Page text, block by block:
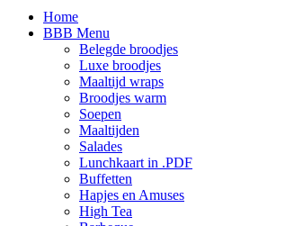
Home
BBB Menu
Belegde broodjes
Luxe broodjes
Maaltijd wraps
Broodjes warm
Soepen
Maaltijden
Salades
Lunchkaart in .PDF
Buffetten
Hapjes en Amuses
High Tea